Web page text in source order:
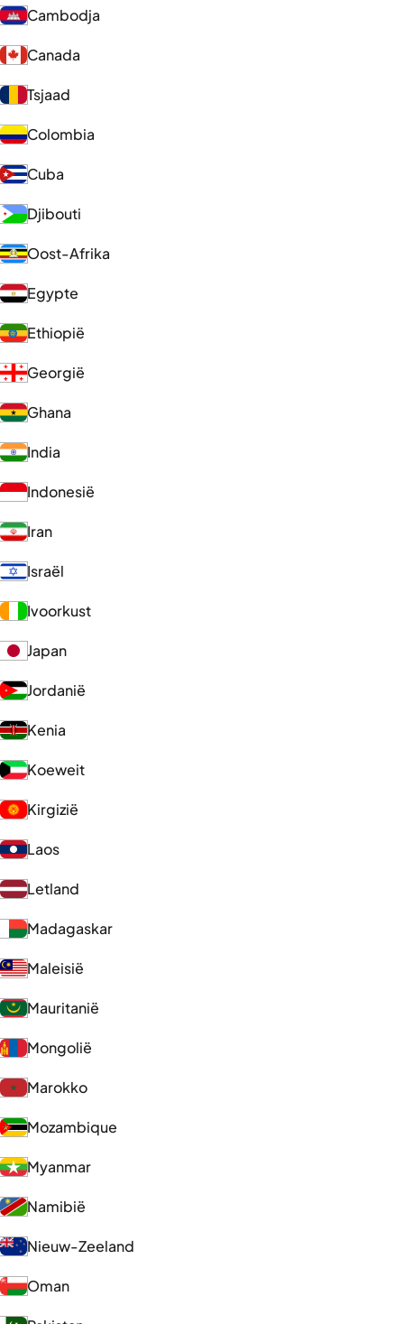
Cambodja
Canada
Tsjaad
Colombia
Cuba
Djibouti
Oost-Afrika
Egypte
Ethiopië
Georgië
Ghana
India
Indonesië
Iran
Israël
Ivoorkust
Japan
Jordanië
Kenia
Koeweit
Kirgizië
Laos
Letland
Madagaskar
Maleisië
Mauritanië
Mongolië
Marokko
Mozambique
Myanmar
Namibië
Nieuw-Zeeland
Oman